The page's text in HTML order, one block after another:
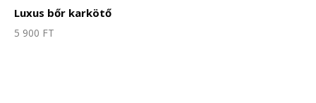
Luxus bőr karkötő
5 900 FT